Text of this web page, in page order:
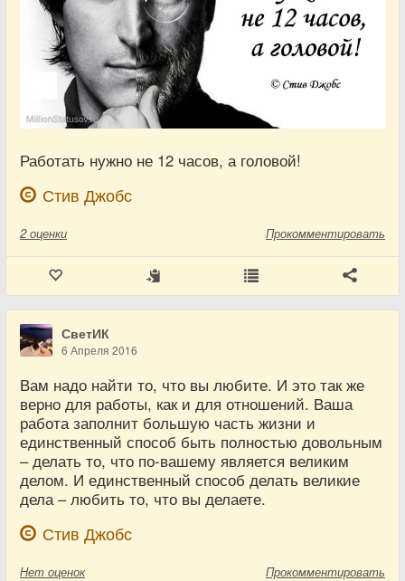
Работать нужно не 12 часов, а головой!
Стив Джобс
2 оценки Прокомментировать
СветИК
6 Апреля 2016
Вам надо найти то, что вы любите. И это так же
верно для работы, как и для отношений. Ваша
работа заполнит большую часть жизни и
единственный способ быть полностью довольным
– делать то, что по-вашему является великим
делом. И единственный способ делать великие
дела – любить то, что вы делаете.
Стив Джобс
Нет оценок Прокомментировать